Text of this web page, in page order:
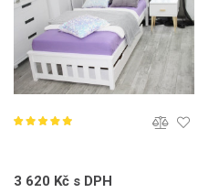
3 620 Kč s DPH